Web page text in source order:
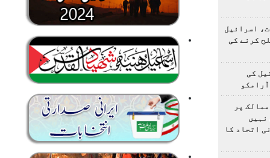
اسرائیل
کرنے کی
کی
پر
نہیں
اتحاد کا